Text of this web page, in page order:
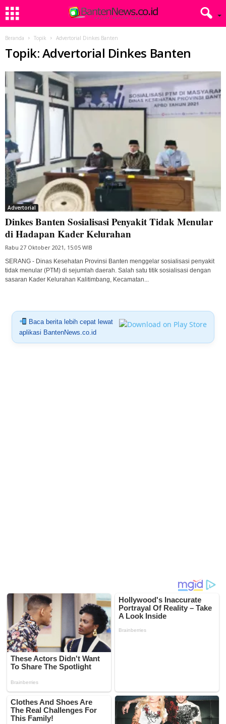
Beranda Topik Advertorial Dinkes Banten
Topik: Advertorial Dinkes Banten
Advertorial
Dinkes Banten Sosialisasi Penyakit Tidak Menular
di Hadapan Kader Kelurahan
Rabu 27 Oktober 2021, 15:05 WIB
SERANG - Dinas Kesehatan Provinsi Banten menggelar sosialisasi penyakit
tidak menular (PTM) di sejumlah daerah. Salah satu titik sosialisasi dengan
sasaran Kader Kelurahan Kalitimbang, Kecamatan...
Baca berita lebih cepat lewat
aplikasi BantenNews.co.id